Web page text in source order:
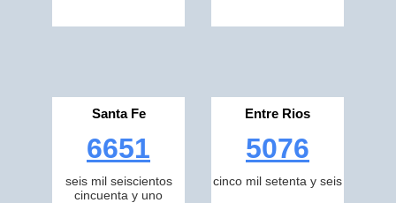
Santa Fe
6651
seis mil seiscientos
cincuenta y uno
Entre Rios
5076
cinco mil setenta y seis